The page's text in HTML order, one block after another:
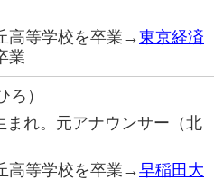
高等学校を卒業→東京経済
業
ろ）
まれ。元アナウンサー（北
高等学校を卒業→早稲田大